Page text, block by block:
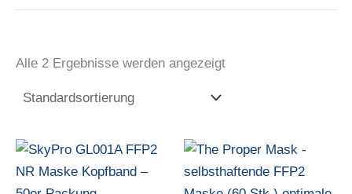
Alle 2 Ergebnisse werden angezeigt